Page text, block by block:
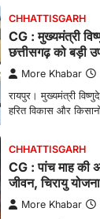
CHHATTISGARH
CG : मुख्यमंत्री
छत्तीसगढ़ को बड़ी
More Khabar
रायपुर। मुख्यमंत्री
हरित विकास और
CHHATTISGARH
CG : पांच माह की
जीवन, चिरायु
More Khabar